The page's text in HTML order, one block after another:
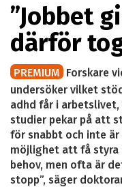
”Jobbet
därför
PREMIUM Forskare
undersöker vilket
adhd får i arbetslivet,
studier pekar på att
för snabbt och inte
möjlighet att få styra
behov, men ofta är
stopp”, säger